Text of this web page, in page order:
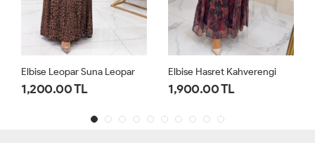
Elbise Leopar Suna Leopar
1,200.00 TL
Elbise Hasret Kahverengi
1,900.00 TL